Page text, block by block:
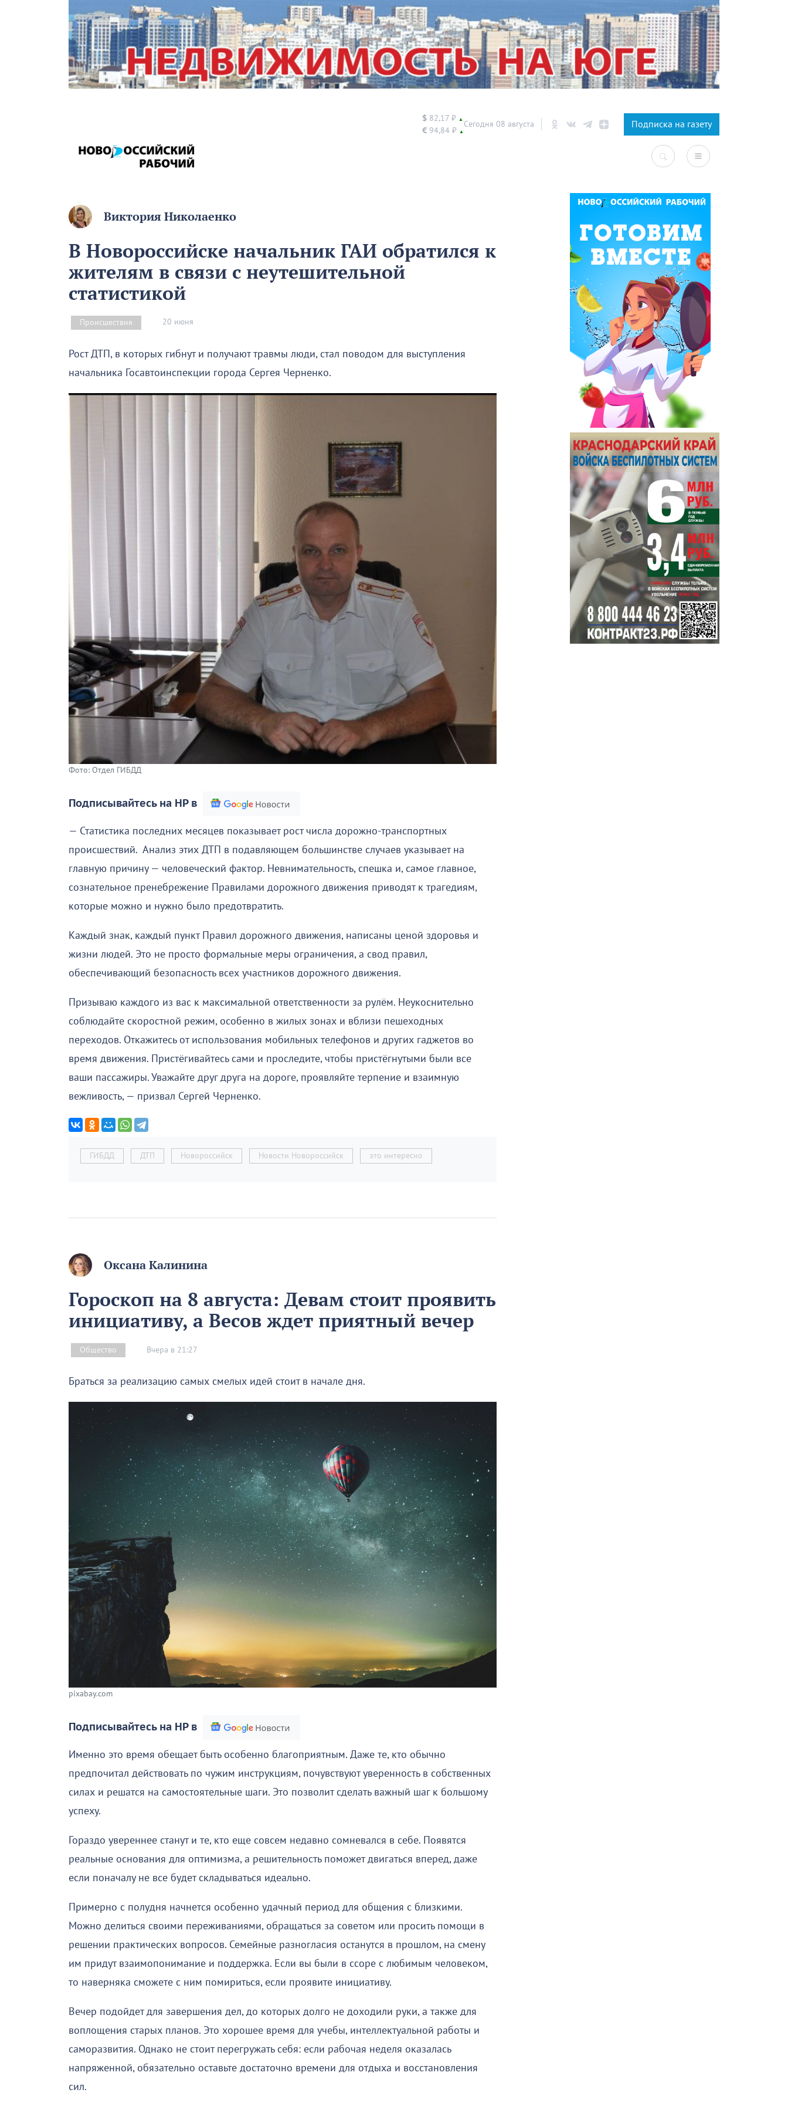
$ 82,17 ₽ ▲
€ 94,84 ₽ ▲
Сегодня 08 августа Подписка на газету
Виктория Николаенко
В Новороссийске начальник ГАИ обратился к
жителям в связи с неутешительной
статистикой
Происшествия 20 июня
Рост ДТП, в которых гибнут и получают травмы люди, стал поводом для выступления
начальника Госавтоинспекции города Сергея Черненко.
Фото: Отдел ГИБДД
Подписывайтесь на НР в
— Статистика последних месяцев показывает рост числа дорожно-транспортных
происшествий. Анализ этих ДТП в подавляющем большинстве случаев указывает на
главную причину — человеческий фактор. Невнимательность, спешка и, самое главное,
сознательное пренебрежение Правилами дорожного движения приводят к трагедиям,
которые можно и нужно было предотвратить.
Каждый знак, каждый пункт Правил дорожного движения, написаны ценой здоровья и
жизни людей. Это не просто формальные меры ограничения, а свод правил,
обеспечивающий безопасность всех участников дорожного движения.
Призываю каждого из вас к максимальной ответственности за рулём. Неукоснительно
соблюдайте скоростной режим, особенно в жилых зонах и вблизи пешеходных
переходов. Откажитесь от использования мобильных телефонов и других гаджетов во
время движения. Пристёгивайтесь сами и проследите, чтобы пристёгнутыми были все
ваши пассажиры. Уважайте друг друга на дороге, проявляйте терпение и взаимную
вежливость, — призвал Сергей Черненко.
ГИБДД ДТП Новороссийск Новости Новороссийск это интересно
Оксана Калинина
Гороскоп на 8 августа: Девам стоит проявить
инициативу, а Весов ждет приятный вечер
Общество Вчера в 21:27
Браться за реализацию самых смелых идей стоит в начале дня.
pixabay.com
Подписывайтесь на НР в
Именно это время обещает быть особенно благоприятным. Даже те, кто обычно
предпочитал действовать по чужим инструкциям, почувствуют уверенность в собственных
силах и решатся на самостоятельные шаги. Это позволит сделать важный шаг к большому
успеху.
Гораздо увереннее станут и те, кто еще совсем недавно сомневался в себе. Появятся
реальные основания для оптимизма, а решительность поможет двигаться вперед, даже
если поначалу не все будет складываться идеально.
Примерно с полудня начнется особенно удачный период для общения с близкими.
Можно делиться своими переживаниями, обращаться за советом или просить помощи в
решении практических вопросов. Семейные разногласия останутся в прошлом, на смену
им придут взаимопонимание и поддержка. Если вы были в ссоре с любимым человеком,
то наверняка сможете с ним помириться, если проявите инициативу.
Вечер подойдет для завершения дел, до которых долго не доходили руки, а также для
воплощения старых планов. Это хорошее время для учебы, интеллектуальной работы и
саморазвития. Однако не стоит перегружать себя: если рабочая неделя оказалась
напряженной, обязательно оставьте достаточно времени для отдыха и восстановления
сил.